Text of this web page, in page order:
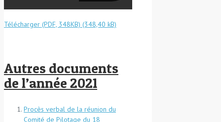
Télécharger (PDF, 348KB)
Autres documents
de l’année 2021
Procès verbal de la réunion du
Comité de Pilotage du 18